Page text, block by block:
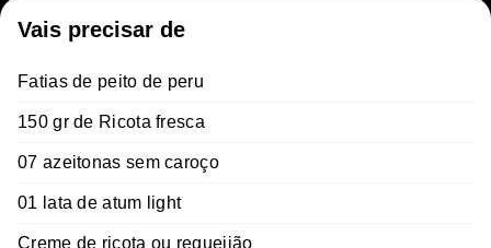
Vais precisar de
Fatias de peito de peru
150 gr de Ricota fresca
07 azeitonas sem caroço
01 lata de atum light
Creme de ricota ou requeijão